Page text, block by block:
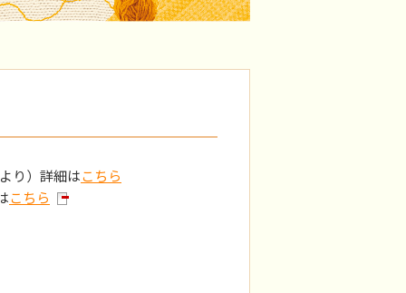
り）詳細はこちら
こちら